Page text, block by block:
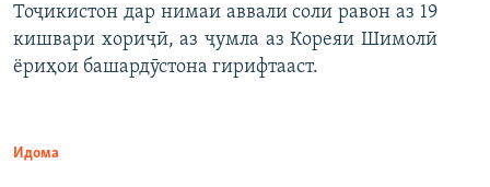
Тоҷикистон дар нимаи аввали соли равон аз 19
кишвари хориҷӣ, аз ҷумла аз Кореяи Шимолӣ
ёриҳои башардӯстона гирифтааст.
Идома